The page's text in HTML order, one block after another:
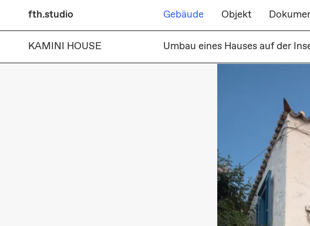
fth.studio Gebäude Objekt
KAMINI HOUSE Umbau eines Hauses auf der